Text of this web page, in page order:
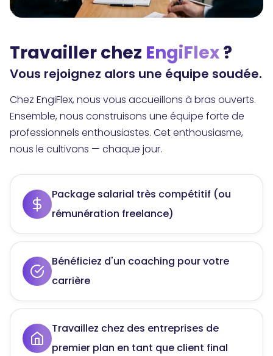
Travailler chez EngiFlex?
Vous rejoignez alors une équipe soudée.
Chez EngiFlex, nous vous accueillons à bras ouverts.
Ensemble, nous construisons une équipe forte de
professionnels enthousiastes. Cet enthousiasme,
nous le cultivons — chaque jour.
Package salarial très compétitif (ou
rémunération freelance)
Bénéficiez d'un coaching pour votre
carrière
Travaillez chez des entreprises de
premier plan en tant que client final